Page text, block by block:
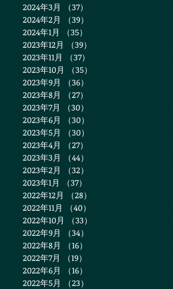
2024年3月
（37）
2024年2月
（39）
2024年1月
（35）
2023年12月
（39）
2023年11月
（37）
2023年10月
（35）
2023年9月
（36）
2023年8月
（27）
2023年7月
（30）
2023年6月
（30）
2023年5月
（30）
2023年4月
（27）
2023年3月
（44）
2023年2月
（32）
2023年1月
（37）
2022年12月
（28）
2022年11月
（40）
2022年10月
（33）
2022年9月
（34）
2022年8月
（16）
2022年7月
（19）
2022年6月
（16）
2022年5月
（23）